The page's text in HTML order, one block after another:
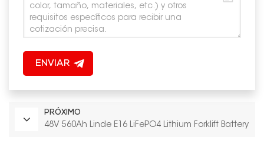
ENVIAR
PRÓXIMO
48V 560Ah Linde E16 LiFePO4 Lithium Forklift Battery